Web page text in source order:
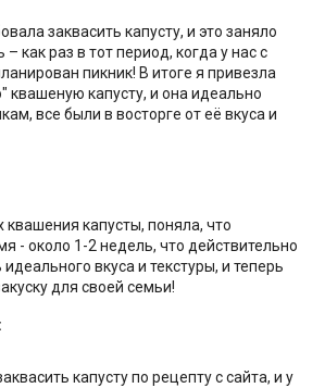
заквасить капусту, и это заняло
как раз в тот период, когда у нас с
пикник! В итоге я привезла
капусту, и она идеально
все были в восторге от её вкуса и
квашения капусты, поняла, что
- около 1-2 недель, что действительно
вкуса и текстуры, и теперь
для своей семьи!
:
капусту по рецепту с сайта, и у